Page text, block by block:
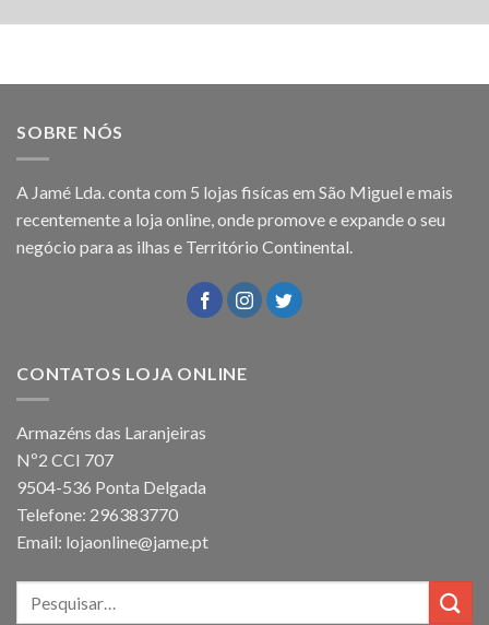
SOBRE NÓS
A Jamé Lda. conta com 5 lojas fisícas em São Miguel e mais
recentemente a loja online, onde promove e expande o seu
negócio para as ilhas e Território Continental.
CONTATOS LOJA ONLINE
Armazéns das Laranjeiras
Nº2 CCI 707
9504-536 Ponta Delgada
Telefone: 296383770
Email: lojaonline@jame.pt